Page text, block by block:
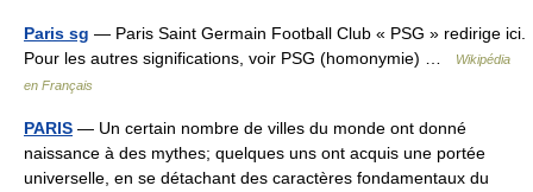
Paris sg — Paris Saint Germain Football Club « PSG » redirige ici.
Pour les autres significations, voir PSG (homonymie) …
Wikipédia
en Français
PARIS — Un certain nombre de villes du monde ont donné
naissance à des mythes; quelques uns ont acquis une portée
universelle, en se détachant des caractères fondamentaux du